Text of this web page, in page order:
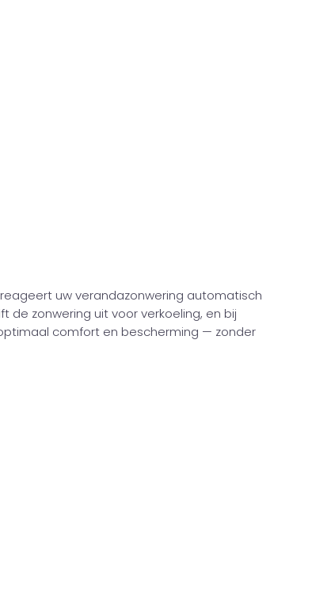
uw verandazonwering automatisch
de zonwering uit voor verkoeling, en bij
comfort en bescherming — zonder